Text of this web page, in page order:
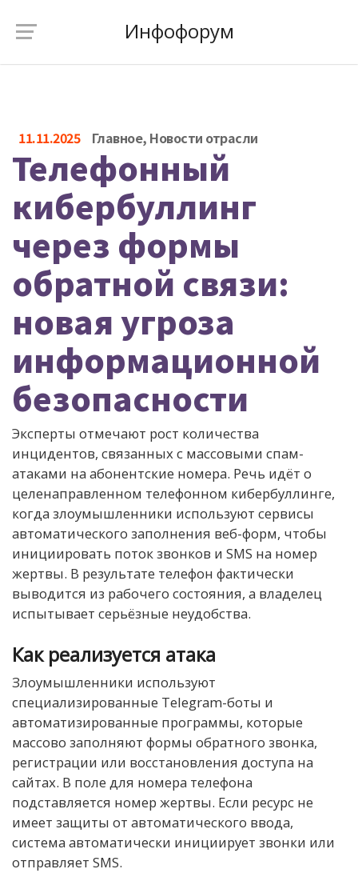
Инфофорум
11.11.2025 Главное, Новости отрасли
Телефонный
кибербуллинг
через формы
обратной связи:
новая угроза
информационной
безопасности
Эксперты отмечают рост количества
инцидентов, связанных с массовыми спам-
атаками на абонентские номера. Речь идёт о
целенаправленном телефонном кибербуллинге,
когда злоумышленники используют сервисы
автоматического заполнения веб-форм, чтобы
инициировать поток звонков и SMS на номер
жертвы. В результате телефон фактически
выводится из рабочего состояния, а владелец
испытывает серьёзные неудобства.
Как реализуется атака
Злоумышленники используют
специализированные Telegram-боты и
автоматизированные программы, которые
массово заполняют формы обратного звонка,
регистрации или восстановления доступа на
сайтах. В поле для номера телефона
подставляется номер жертвы. Если ресурс не
имеет защиты от автоматического ввода,
система автоматически инициирует звонки или
отправляет SMS.